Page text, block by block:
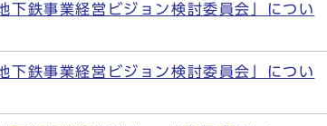
下鉄事業経営ビジョン検討委員会」につい
下鉄事業経営ビジョン検討委員会」につい